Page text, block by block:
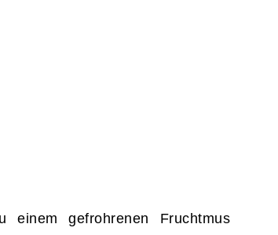
gefrohrenen Fruchtmus